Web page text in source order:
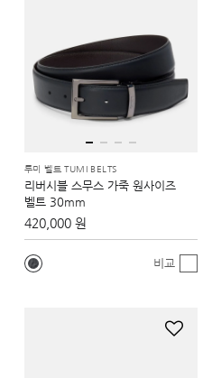
투미 벨트 TUMI BELTS
리버시블 스무스 가죽 원사이즈
벨트 30mm
420,000 원
비교